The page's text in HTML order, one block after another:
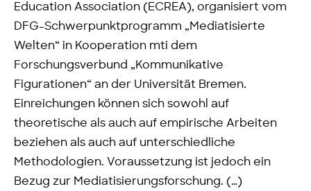
Education Association (ECREA), organisiert vom
DFG-Schwerpunktprogramm „Mediatisierte
Welten“ in Kooperation mti dem
Forschungsverbund „Kommunikative
Figurationen“ an der Universität Bremen.
Einreichungen können sich sowohl auf
theoretische als auch auf empirische Arbeiten
beziehen als auch auf unterschiedliche
Methodologien. Voraussetzung ist jedoch ein
Bezug zur Mediatisierungsforschung. (…)